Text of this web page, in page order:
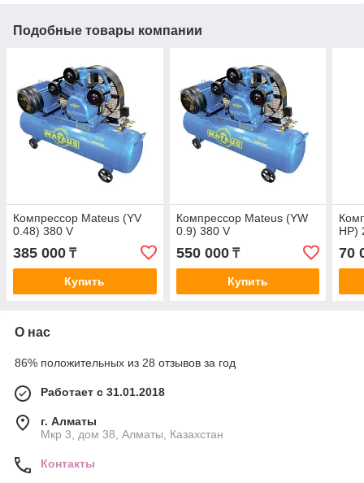
Подобные товары компании
Компрессор Mateus (YV
0.48) 380 V
385 000 ₸
Купить
Компрессор Mateus (YW
0.9) 380 V
550 000₸
Купить
HP)
70
О нас
86% положительных из 28 отзывов за год
Работает с 31.01.2018
г. Алматы
Мкр 3, дом 38, Алматы, Казахстан
Контакты